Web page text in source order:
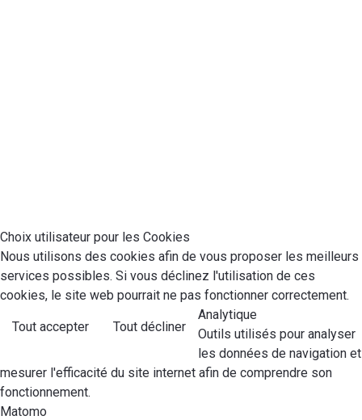
Choix utilisateur pour les Cookies
Nous utilisons des cookies afin de vous proposer les meilleurs
services possibles. Si vous déclinez l'utilisation de ces
cookies, le site web pourrait ne pas fonctionner correctement.
Tout accepter Tout décliner
Analytique
Outils utilisés pour analyser
les données de navigation et
mesurer l'efficacité du site internet afin de comprendre son
fonctionnement.
Matomo